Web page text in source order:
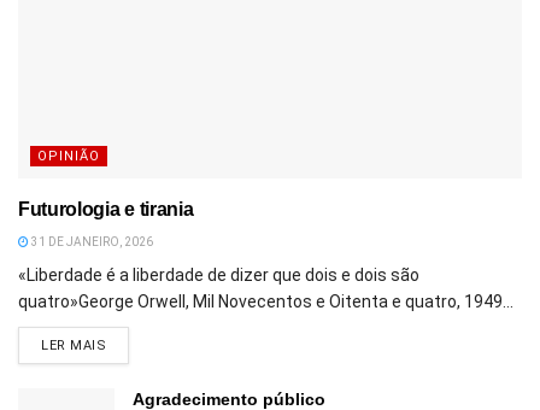
OPINIÃO
Futurologia e tirania
31 DE JANEIRO, 2026
«Liberdade é a liberdade de dizer que dois e dois são
quatro»George Orwell, Mil Novecentos e Oitenta e quatro, 1949...
LER MAIS
Agradecimento público